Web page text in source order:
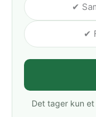
✔
✔
Det tager kun